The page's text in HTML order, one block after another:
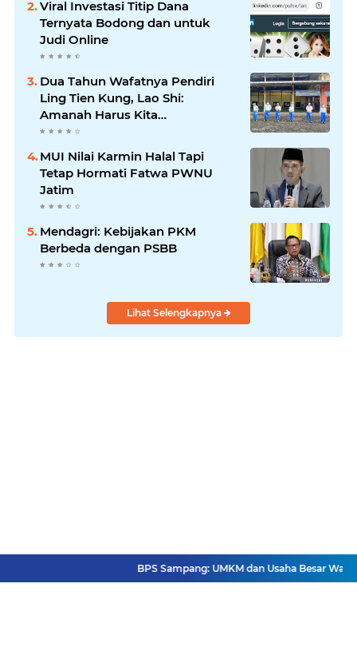
Viral Investasi Titip Dana
Ternyata Bodong dan untuk
Judi Online
Dua Tahun Wafatnya Pendiri
Ling Tien Kung, Lao Shi:
Amanah Harus Kita
Laksanakan!
MUI Nilai Karmin Halal Tapi
Tetap Hormati Fatwa PWNU
Jatim
Mendagri: Kebijakan PKM
Berbeda dengan PSBB
Lihat Selengkapnya
BPS Sampang: UMKM dan Usaha Besar Wajib